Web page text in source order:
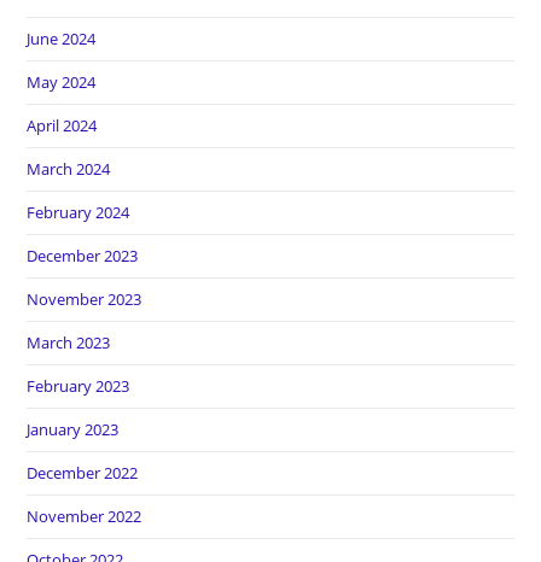
June 2024
May 2024
April 2024
March 2024
February 2024
December 2023
November 2023
March 2023
February 2023
January 2023
December 2022
November 2022